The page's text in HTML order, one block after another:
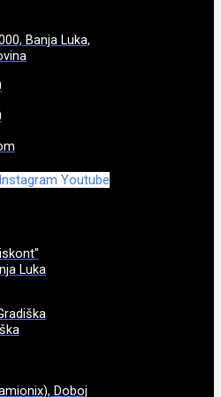
Banja Luka,
Instagram Youtube
Luka
Doboj